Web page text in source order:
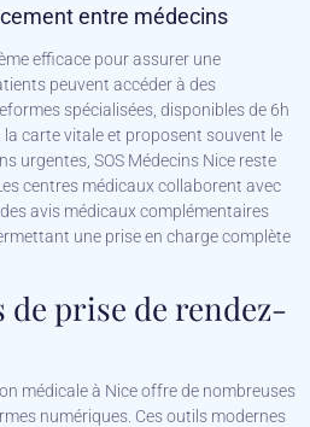
entre médecins
efficace pour assurer une
peuvent accéder à des
spécialisées, disponibles de 6h
carte vitale et proposent souvent le
urgentes, SOS Médecins Nice reste
centres médicaux collaborent avec
avis médicaux complémentaires
une prise en charge complète
de prise de rendez-
médicale à Nice offre de nombreuses
numériques. Ces outils modernes